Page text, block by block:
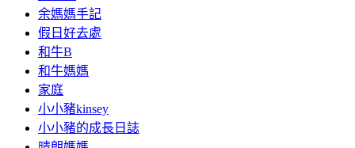
余媽媽手記
假日好去處
和牛B
和牛媽媽
家庭
小小豬kinsey
小小豬的成長日誌